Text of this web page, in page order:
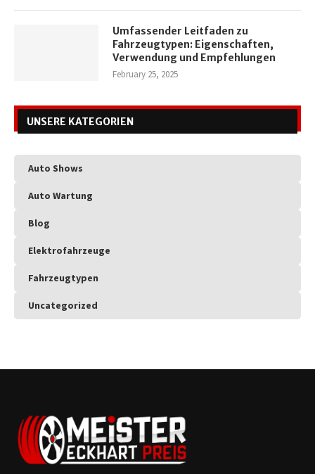
Umfassender Leitfaden zu
Fahrzeugtypen: Eigenschaften,
Verwendung und Empfehlungen
February 25, 2025
UNSERE KATEGORIEN
Auto Shows
Auto Wartung
Blog
Elektrofahrzeuge
Fahrzeugtypen
Uncategorized